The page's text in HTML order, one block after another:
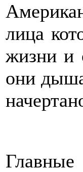
лица
жизни и
они